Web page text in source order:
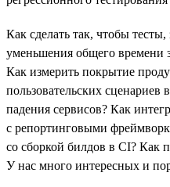
Как сделать так, чтобы
уменьшения общего времени
Как измерить покрытие
пользовательских сценариев
падения сервисов? Как
с репортинговыми
со сборкой билдов в CI? Как
У нас много интересных и